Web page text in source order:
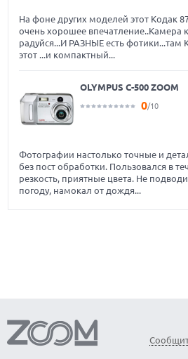
На фоне других моделей этот Кодак
очень хорошее впечатление..Камера
радуйся...И РАЗНЫЕ есть
этот ...и компактный...
OLYMPUS C-500 ZOOM
0/10
Фотографии настолько точные и
без пост обработки. Пользовался в
резкость, приятные цвета. Не
погоду, намокал от дождя...